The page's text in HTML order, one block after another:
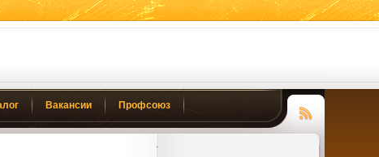
Вакансии Профсоюз
Чтение